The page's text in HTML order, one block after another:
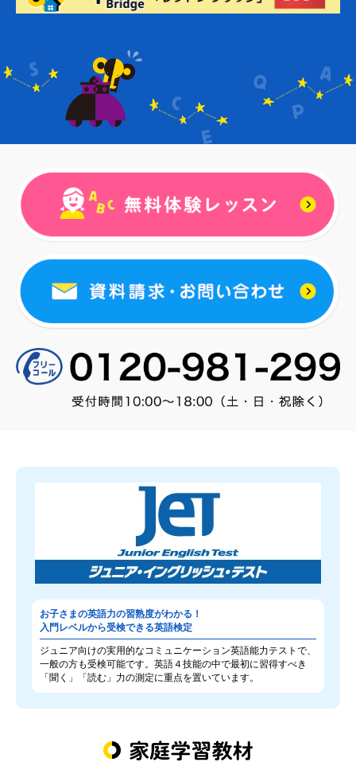
お子さまの英語力の習熟度がわかる！
入門レベルから受検できる英語検定
ジュニア向けの実用的なコミュニケーション英語能力テストで、
一般の方も受検可能です。英語４技能の中で最初に習得すべき
「聞く」「読む」力の測定に重点を置いています。